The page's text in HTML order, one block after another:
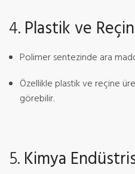
4. Plastik ve
Polimer sentezinde ara
Özellikle plastik ve reçine
görebilir.
5. Kimya